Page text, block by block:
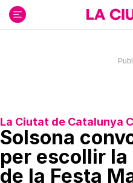
contenido
La Ciutat de Catalunya
Solsona
per escollir
de la Festa